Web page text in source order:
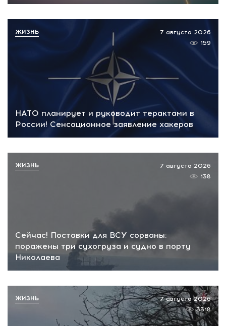
НАТО планирует и руководит терактами в
России! Сенсационное заявление хакеров
7 августа 2026
159
ЖИЗНЬ
Сейчас! Поставки для ВСУ сорваны:
поражены три сухогруза и судно в порту
Николаева
7 августа 2026
138
ЖИЗНЬ
7 августа 2026
3318
ЖИЗНЬ